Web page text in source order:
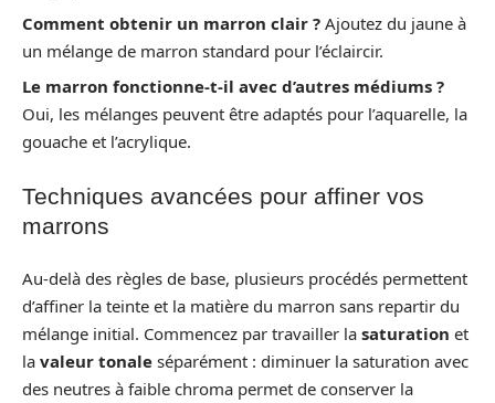
Comment obtenir un marron clair ? Ajoutez du jaune à
un mélange de marron standard pour l’éclaircir.
Le marron fonctionne-t-il avec d’autres médiums ?
Oui, les mélanges peuvent être adaptés pour l’aquarelle, la
gouache et l’acrylique.
Techniques avancées pour affiner vos
marrons
Au-delà des règles de base, plusieurs procédés permettent
d’affiner la teinte et la matière du marron sans repartir du
mélange initial. Commencez par travailler la saturation et
la valeur tonale séparément : diminuer la saturation avec
des neutres à faible chroma permet de conserver la